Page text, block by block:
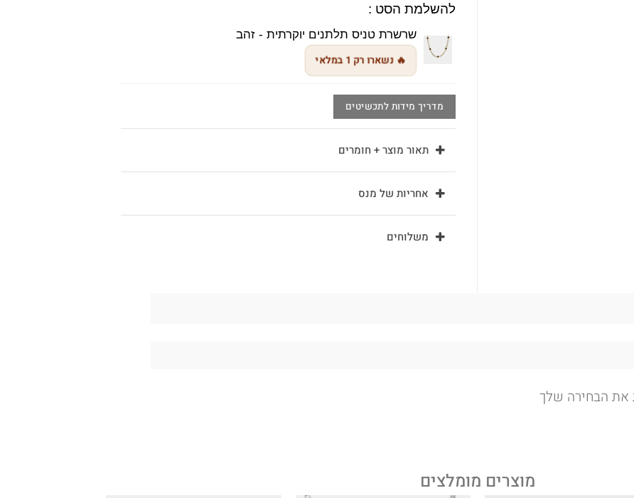
להשלמת הסט :
שרשרת טניס תלתנים יוקרתית - זהב
🔥 נשארו רק 1 במלאי
מדריך מידות לתכשיטים
תאור מוצר + חומרים
אחריות של מנס
משלוחים
את הבחירה שלך
מוצרים מומלצים